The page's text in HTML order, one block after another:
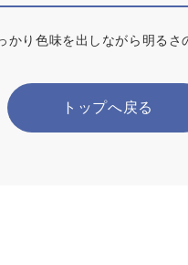
かり色味を出しながら明るさ
トップへ戻る